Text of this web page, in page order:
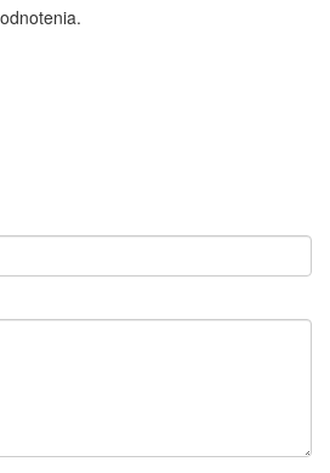
Wacaco Minipresso Tank
Wacaco Minipresso Tank?
hodnotenie 0 z 5 hviezdičiek od 0
recenzie a skúsenosti od reálnych
Minipresso Tank.
dodania)